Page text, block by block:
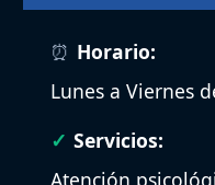
Horario:
Lunes a Viernes
Servicios:
Atención